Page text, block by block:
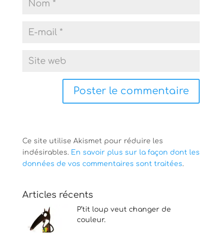
Ce site utilise Akismet pour réduire les
indésirables. En savoir plus sur la façon dont les
données de vos commentaires sont traitées.
Articles récents
P’tit loup veut changer de
couleur.